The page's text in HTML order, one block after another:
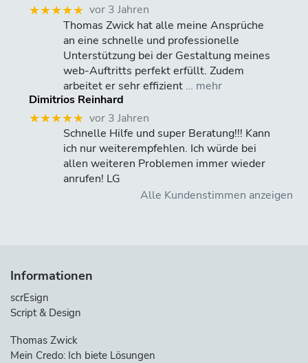
★★★★★ vor 3 Jahren
Thomas Zwick hat alle meine Ansprüche
an eine schnelle und professionelle
Unterstützung bei der Gestaltung meines
web-Auftritts perfekt erfüllt. Zudem
arbeitet er sehr effizient … mehr
Dimitrios Reinhard
★★★★★ vor 3 Jahren
Schnelle Hilfe und super Beratung!!! Kann
ich nur weiterempfehlen. Ich würde bei
allen weiteren Problemen immer wieder
anrufen! LG
Alle Kundenstimmen anzeigen
Informationen
scrEsign
Script & Design
Thomas Zwick
Mein Credo: Ich biete Lösungen